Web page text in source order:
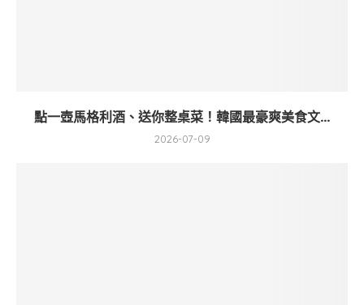
點一壺馬格利酒、送你整桌菜！韓國最豪爽美食文...
2026-07-09